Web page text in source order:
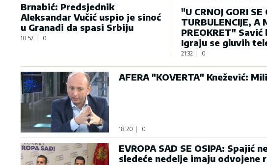
Brnabić: Predsjednik
Aleksandar Vučić uspio je sinoć
u Granadi da spasi Srbiju
10:57 0
"U CRNOJ GORI SE
TURBULENCIJE, A
PREOKRET"
Igraju se gluvih
21:32 | 0
AFERA "KOVERTA" Knežević:
18:20 0
EVROPA SAD SE OSIPA:
sledeće nedelje imaju odvojene